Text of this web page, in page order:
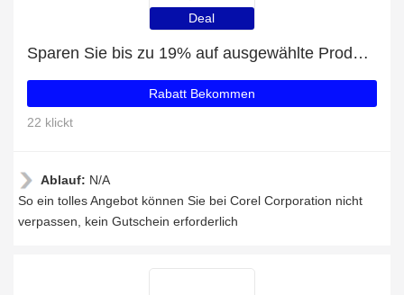
Deal
Sparen Sie bis zu 19% auf ausgewählte Produkte
Rabatt Bekommen
22 klickt
Ablauf: N/A
So ein tolles Angebot können Sie bei Corel Corporation nicht
verpassen, kein Gutschein erforderlich